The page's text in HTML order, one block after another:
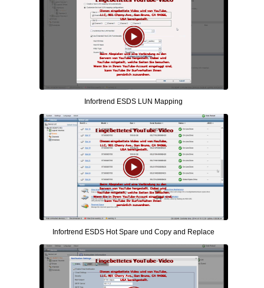
Infortrend ESDS LUN Mapping
Infortrend ESDS Hot Spare und Copy and Replace